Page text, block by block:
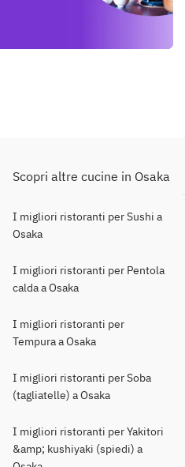
Scopri altre cucine in Osaka
I migliori ristoranti per Sushi a
Osaka
I migliori ristoranti per Pentola
calda a Osaka
I migliori ristoranti per
Tempura a Osaka
I migliori ristoranti per Soba
(tagliatelle) a Osaka
I migliori ristoranti per Yakitori
&amp; kushiyaki (spiedi) a